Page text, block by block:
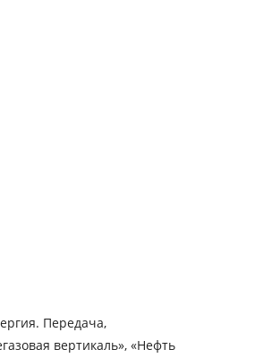
Передача,
вертикаль», «Нефть